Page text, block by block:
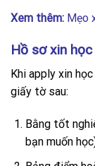
Xem thêm: Mẹo
Hồ sơ xin
Khi apply xin
giấy tờ sau:
Bằng tốt
bạn muốn